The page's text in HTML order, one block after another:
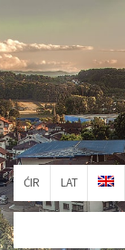
ĆIR LAT